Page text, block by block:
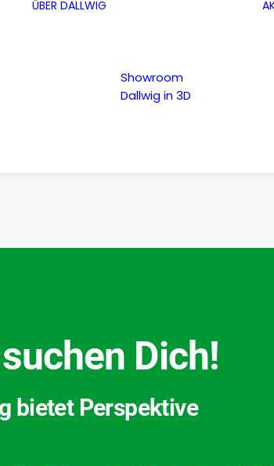
ÜBER DALLWIG
Showroom
Dallwig in 3D
Dich!
bietet Perspektive